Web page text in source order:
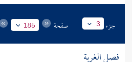
جزء 3 صفحة 185
فصل الغربة